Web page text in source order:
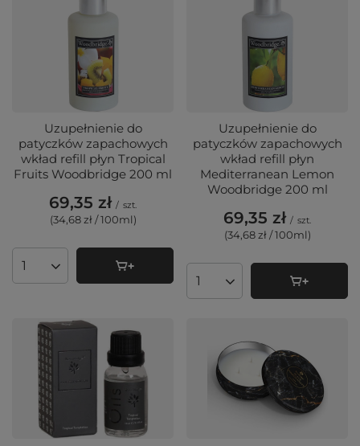
Uzupełnienie do
patyczków zapachowych
wkład refill płyn Tropical
Fruits Woodbridge 200 ml
69,35 zł / szt.
(34,68 zł / 100ml)
Ilość produktów
Uzupełnienie do
patyczków zapachowych
wkład refill płyn
Mediterranean Lemon
Woodbridge 200 ml
69,35 zł / szt.
(34,68 zł / 100ml)
Ilość produktów